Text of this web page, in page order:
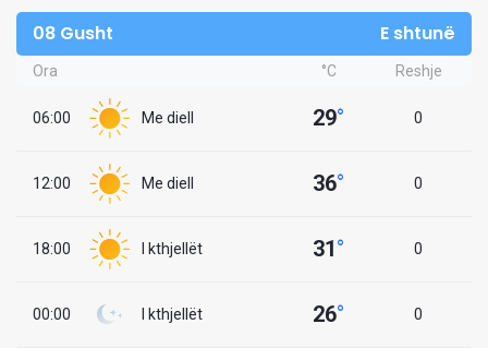
08 Gusht E shtunë
Ora °C Reshje
06:00 Me diell 29° 0
12:00 Me diell 36° 0
18:00 I kthjellët 31° 0
00:00 I kthjellët 26° 0